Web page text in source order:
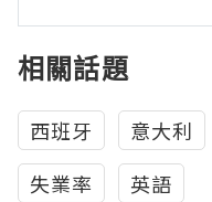
相關話題
西班牙 意大利
失業率
英語